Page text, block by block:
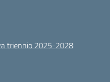
triennio 2025-2028